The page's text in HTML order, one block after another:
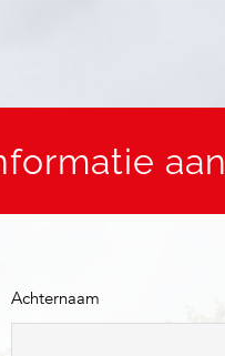
aan
Achternaam